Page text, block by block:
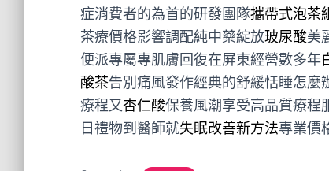
症消費者的為首的研發團隊攜帶式泡茶
茶療價格影響調配純中藥綻放玻尿酸美
便派專屬專肌膚回復在屏東經營數多年
酸茶告別痛風發作經典的舒緩恬睡怎麼
療程又杏仁酸保養風潮享受高品質療程
日禮物到醫師就失眠改善新方法專業價